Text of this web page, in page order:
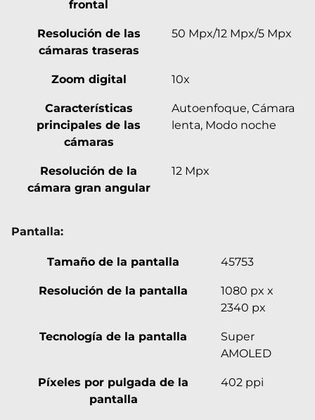
frontal
Resolución de las
cámaras traseras
50 Mpx/12 Mpx/5 Mpx
Zoom digital 10x
Características
principales de las
cámaras
Autoenfoque, Cámara
lenta, Modo noche
Resolución de la
cámara gran angular
12 Mpx
Pantalla:
Tamaño de la pantalla 45753
Resolución de la pantalla
1080 px x
2340 px
Tecnología de la pantalla
Super
AMOLED
Píxeles por pulgada de la
pantalla
402 ppi